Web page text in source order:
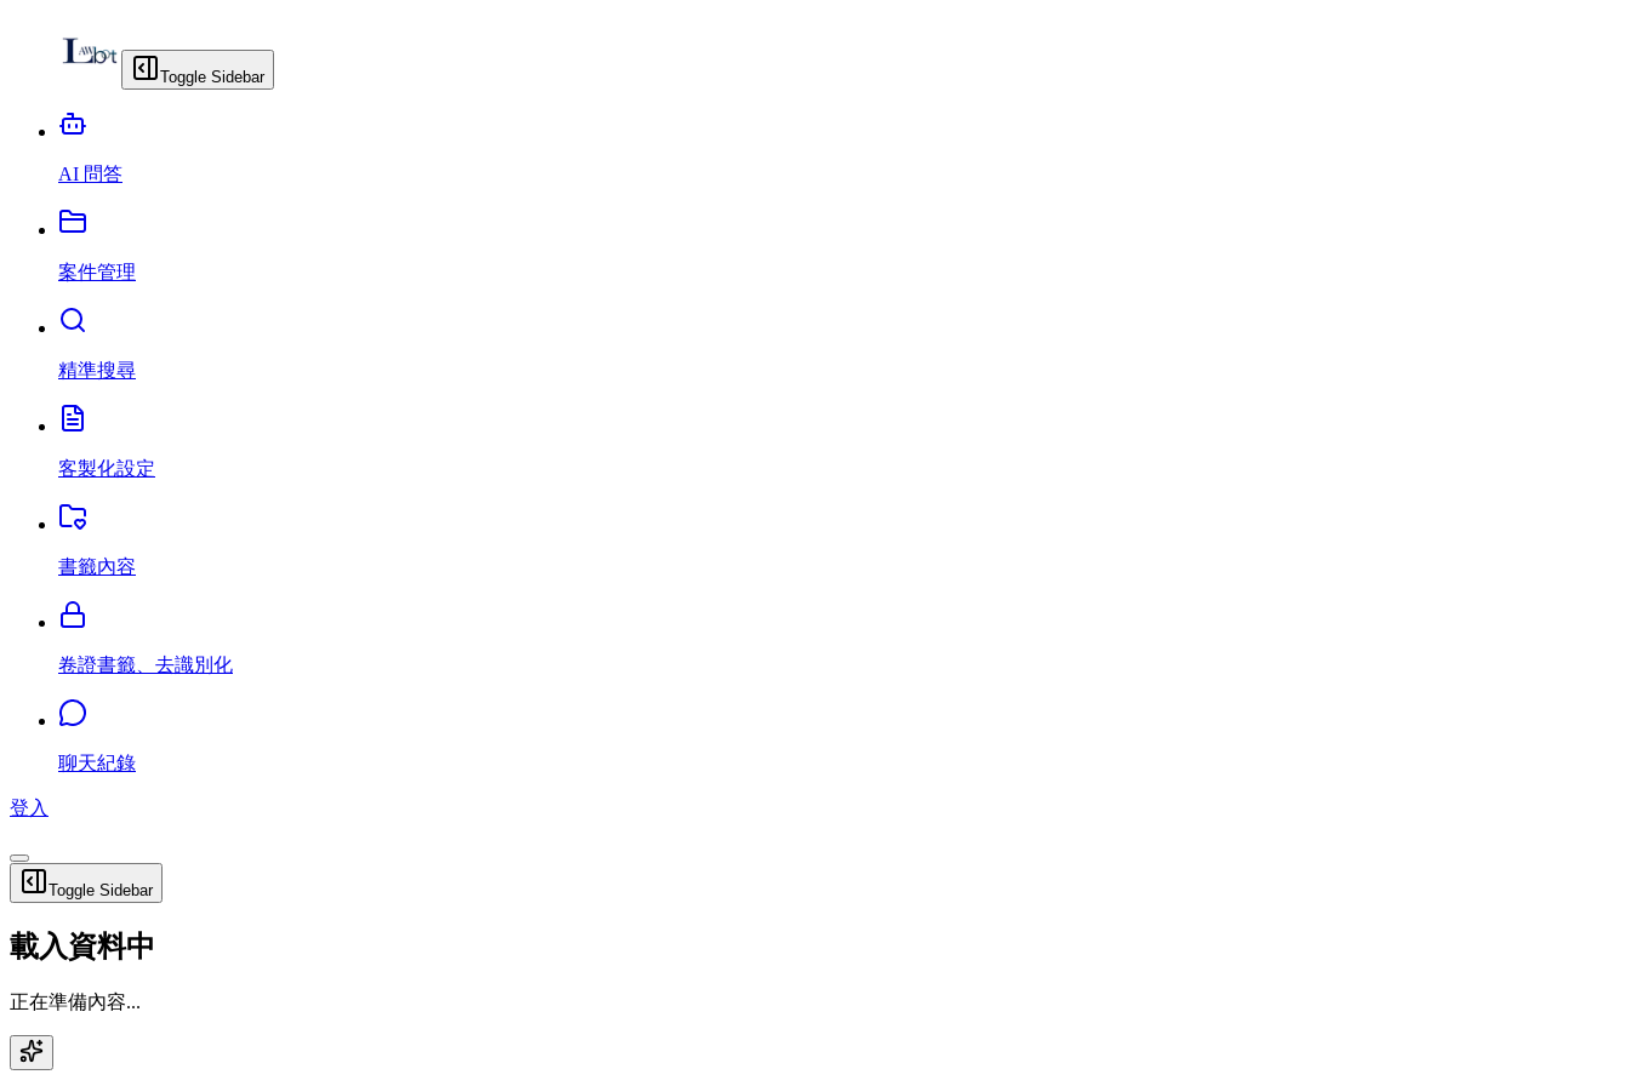
Toggle Sidebar
AI 問答
案件管理
精準搜尋
客製化設定
書籤內容
卷證書籤、去識別化
聊天紀錄
登入
Toggle Sidebar
載入資料中
正在準備內容...